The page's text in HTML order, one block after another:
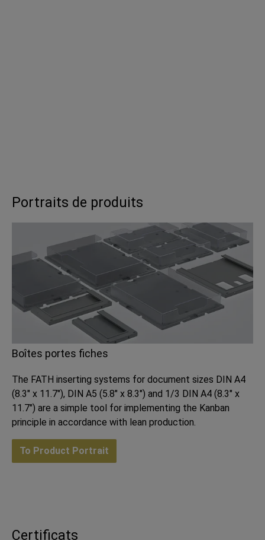
Portraits de produits
Boîtes portes fiches
The FATH inserting systems for document sizes DIN A4
(8.3" x 11.7"), DIN A5 (5.8" x 8.3") and 1/3 DIN A4 (8.3" x
11.7") are a simple tool for implementing the Kanban
principle in accordance with lean production.
To Product Portrait
Certificats